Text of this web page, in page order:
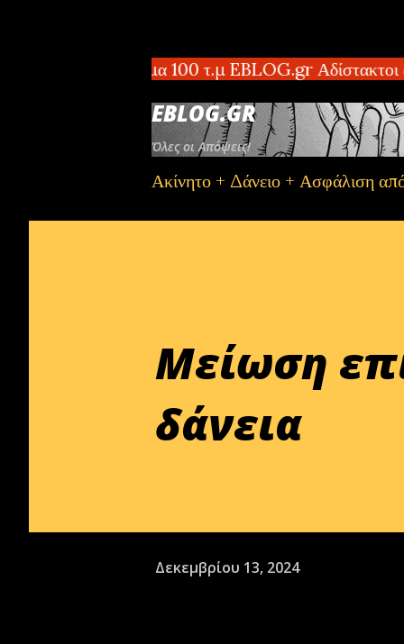
100 τ.μ EBLOG.gr
EBLOG.GR
Όλες οι Απόψεις!
Ακίνητο + Δάνειο + Ασφάλιση
Μείωση
δάνεια
Δεκεμβρίου 13, 2024